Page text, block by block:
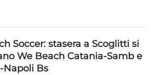
Soccer: stasera a Scoglitti si
We Beach Catania-Samb e
Napoli Bs